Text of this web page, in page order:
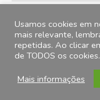
Fotos e imagens
Adesivo. All Rights
correspondência: Caixa
Usamos cookies em
mais relevante,
repetidas. Ao clicar
de TODOS os cookies.
Mais informações